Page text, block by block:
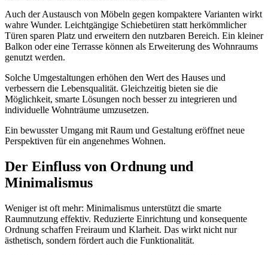
Auch der Austausch von Möbeln gegen kompaktere Varianten wirkt
wahre Wunder. Leichtgängige Schiebetüren statt herkömmlicher
Türen sparen Platz und erweitern den nutzbaren Bereich. Ein kleiner
Balkon oder eine Terrasse können als Erweiterung des Wohnraums
genutzt werden.
Solche Umgestaltungen erhöhen den Wert des Hauses und
verbessern die Lebensqualität. Gleichzeitig bieten sie die
Möglichkeit, smarte Lösungen noch besser zu integrieren und
individuelle Wohnträume umzusetzen.
Ein bewusster Umgang mit Raum und Gestaltung eröffnet neue
Perspektiven für ein angenehmes Wohnen.
Der Einfluss von Ordnung und
Minimalismus
Weniger ist oft mehr: Minimalismus unterstützt die smarte
Raumnutzung effektiv. Reduzierte Einrichtung und konsequente
Ordnung schaffen Freiraum und Klarheit. Das wirkt nicht nur
ästhetisch, sondern fördert auch die Funktionalität.